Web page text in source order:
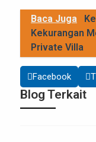
Baca Juga
Kekurangan
Private Villa
Facebook
Blog Terkait